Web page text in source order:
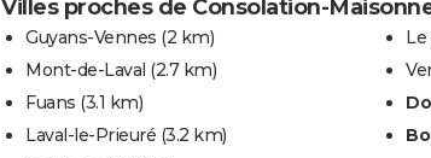
Villes proches de Consolation-
Guyans-Vennes (2 km)
Mont-de-Laval (2.7 km)
Fuans (3.1 km)
Laval-le-Prieuré (3.2 km)
Le